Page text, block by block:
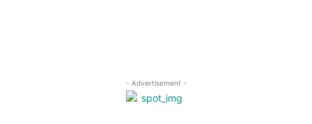
- Advertisement -